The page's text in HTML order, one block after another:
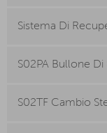
Sistema Di
S02PA Bullone
S02TF Cambio